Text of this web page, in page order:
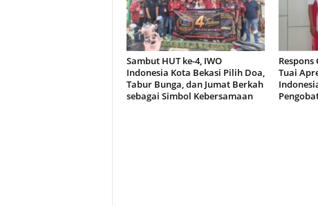
Sambut HUT ke-4, IWO
Indonesia Kota Bekasi Pilih Doa,
Tabur Bunga, dan Jumat Berkah
sebagai Simbol Kebersamaan
Respons
Tuai